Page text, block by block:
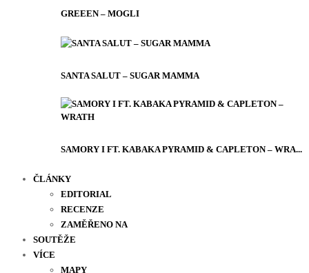
GREEEN – MOGLI
SANTA SALUT – SUGAR MAMMA
SAMORY I FT. KABAKA PYRAMID & CAPLETON – WRA...
ČLÁNKY
EDITORIAL
RECENZE
ZAMĚŘENO NA
SOUTĚŽE
VÍCE
MAPY